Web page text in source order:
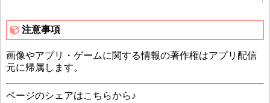
注意事項
画像やアプリ・ゲームに関する情報の著作権はアプリ配信
元に帰属します。
ページのシェアはこちらから♪